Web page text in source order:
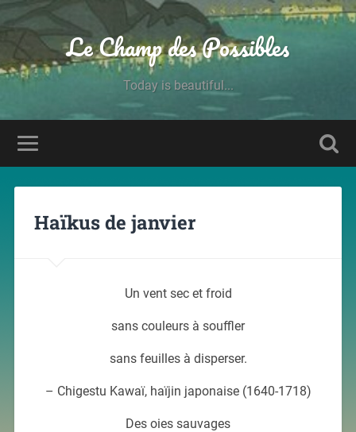
Le Champ des Possibles
Today is beautiful...
Haïkus de janvier
Un vent sec et froid
sans couleurs à souffler
sans feuilles à disperser.
– Chigestu Kawaï, haïjin japonaise (1640-1718)
Des oies sauvages